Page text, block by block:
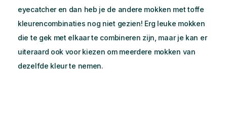
eyecatcher en dan heb je de andere mokken met toffe
kleurencombinaties nog niet gezien! Erg leuke mokken
die te gek met elkaar te combineren zijn, maar je kan er
uiteraard ook voor kiezen om meerdere mokken van
dezelfde kleur te nemen.